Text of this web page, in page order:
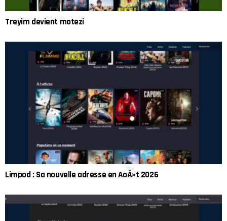
Treyim devient motezi
Limpod : Sa nouvelle adresse en AoÃ»t 2026